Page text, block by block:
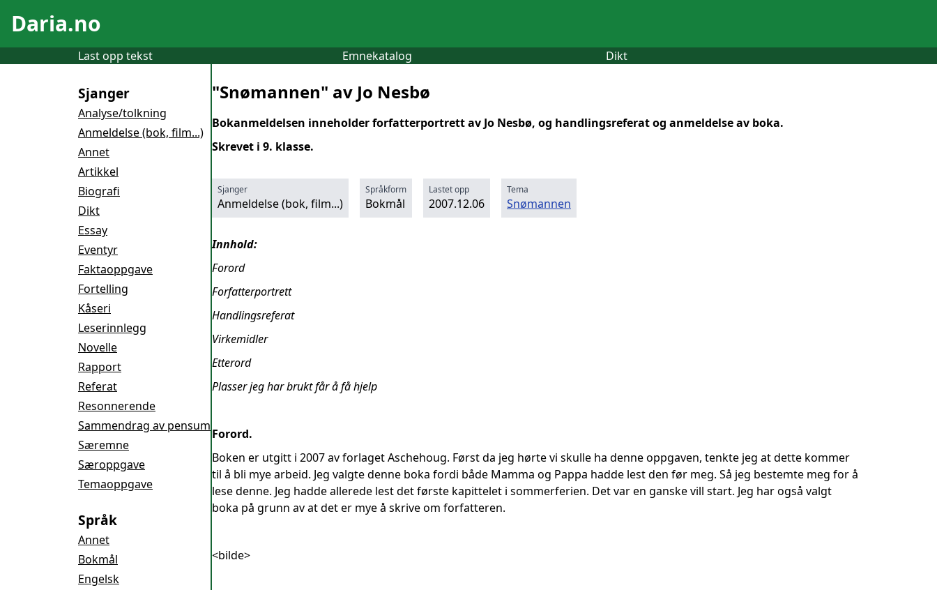
Daria.no
Last opp tekst Emnekatalog Dikt
Sjanger
Analyse/tolkning
Anmeldelse (bok, film...)
Annet
Artikkel
Biografi
Dikt
Essay
Eventyr
Faktaoppgave
Fortelling
Kåseri
Leserinnlegg
Novelle
Rapport
Referat
Resonnerende
Sammendrag av pensum
Særemne
Særoppgave
Temaoppgave
Språk
Annet
Bokmål
Engelsk
"Snømannen" av Jo Nesbø
Bokanmeldelsen inneholder forfatterportrett av Jo Nesbø, og handlingsreferat og anmeldelse av boka.
Skrevet i 9. klasse.
Sjanger
Anmeldelse (bok, film...)
Språkform
Bokmål
Lastet opp
2007.12.06
Tema
Snømannen
Innhold:
Forord
Forfatterportrett
Handlingsreferat
Virkemidler
Etterord
Plasser jeg har brukt får å få hjelp
Forord.
Boken er utgitt i 2007 av forlaget Aschehoug. Først da jeg hørte vi skulle ha denne oppgaven, tenkte jeg at dette kommer
til å bli mye arbeid. Jeg valgte denne boka fordi både Mamma og Pappa hadde lest den før meg. Så jeg bestemte meg for å
lese denne. Jeg hadde allerede lest det første kapittelet i sommerferien. Det var en ganske vill start. Jeg har også valgt
boka på grunn av at det er mye å skrive om forfatteren.
<bilde>